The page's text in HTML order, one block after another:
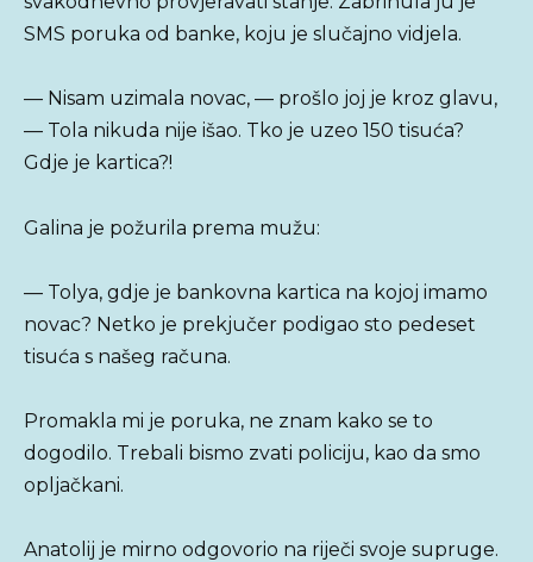
SMS poruka od banke, koju je slučajno vidjela.
— Nisam uzimala novac, — prošlo joj je kroz glavu,
— Tola nikuda nije išao. Tko je uzeo 150 tisuća?
Gdje je kartica?!
Galina je požurila prema mužu:
— Tolya, gdje je bankovna kartica na kojoj imamo
novac? Netko je prekjučer podigao sto pedeset
tisuća s našeg računa.
Promakla mi je poruka, ne znam kako se to
dogodilo. Trebali bismo zvati policiju, kao da smo
opljačkani.
Anatolij je mirno odgovorio na riječi svoje supruge.